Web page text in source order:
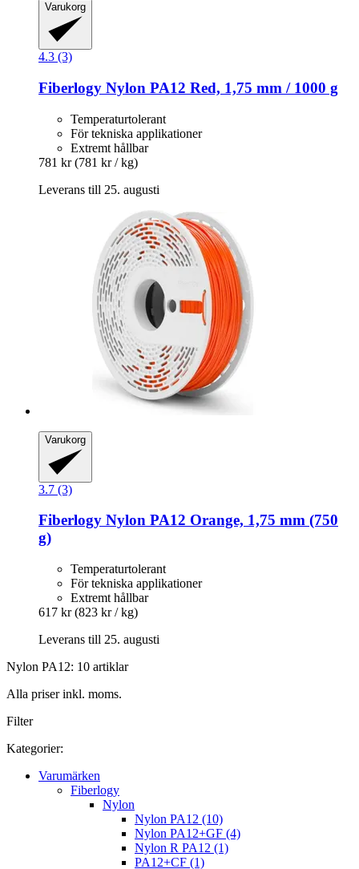
Varukorg
4.3 (3)
Fiberlogy Nylon PA12 Red, 1,75 mm / 1000 g
Temperaturtolerant
För tekniska applikationer
Extremt hållbar
781 kr (781 kr / kg)
Leverans till 25. augusti
Varukorg
3.7 (3)
Fiberlogy Nylon PA12 Orange, 1,75 mm (750
g)
Temperaturtolerant
För tekniska applikationer
Extremt hållbar
617 kr (823 kr / kg)
Leverans till 25. augusti
Nylon PA12: 10 artiklar
Alla priser inkl. moms.
Filter
Kategorier:
Varumärken
Fiberlogy
Nylon
Nylon PA12 (10)
Nylon PA12+GF (4)
Nylon R PA12 (1)
PA12+CF (1)